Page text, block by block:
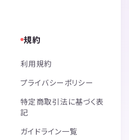
規約
利用規約
プライバシーポリシー
特定商取引法に基づく表
記
ガイドライン一覧